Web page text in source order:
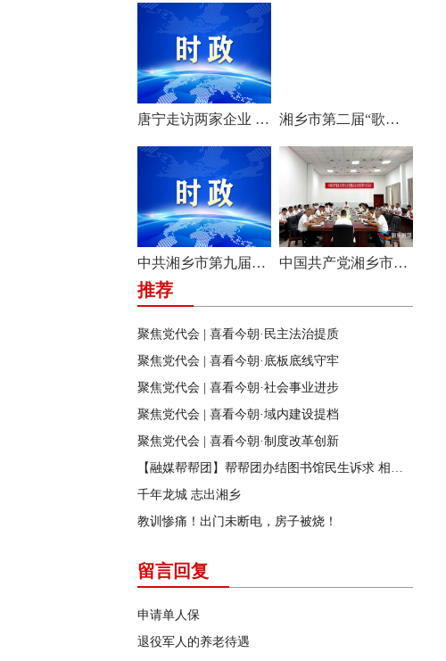
唐宁走访两家企业 问需问计促发展 湘乡市第二届“歌声飞扬·乐享湘乡”歌唱比赛圆满收官
中共湘乡市第九届纪律检查委员会举行第一次全体会议 中国共产党湘乡市第九次代表大会主席团举行第六次会议
推荐
聚焦党代会 | 喜看今朝·民主法治提质
聚焦党代会 | 喜看今朝·底板底线守牢
聚焦党代会 | 喜看今朝·社会事业进步
聚焦党代会 | 喜看今朝·域内建设提档
聚焦党代会 | 喜看今朝·制度改革创新
【融媒帮帮团】帮帮团办结图书馆民生诉求 相关部门迅速行动 改善市民阅读环境
千年龙城 志出湘乡
教训惨痛！出门未断电，房子被烧！
留言回复
申请单人保
退役军人的养老待遇